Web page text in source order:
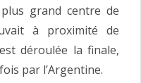
grand centre de
à proximité de
déroulée la finale,
par l’Argentine.